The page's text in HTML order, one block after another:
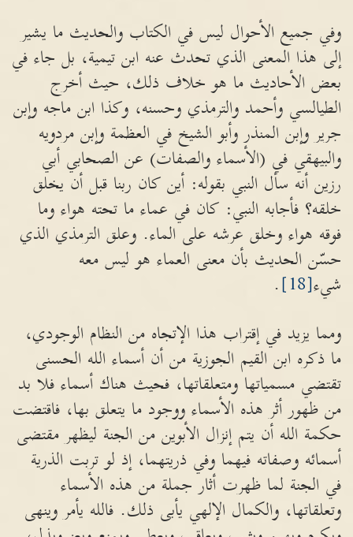
وفي جميع الأحوال ليس في الكتاب والحديث ما يشير
إلى هذا المعنى الذي تحدث عنه ابن تيمية، بل جاء في
بعض الأحاديث ما هو خلاف ذلك، حيث أخرج
الطيالسي وأحمد والترمذي وحسنه، وكذا ابن ماجه وإبن
جرير وإبن المنذر وأبو الشيخ في العظمة وإبن مردويه
والبيهقي في (الأسماء والصفات) عن الصحابي أبي
رزين أنه سأل النبي بقوله: أين كان ربنا قبل أن يخلق
خلقه؟ فأجابه النبي: كان في عماء ما تحته هواء وما
فوقه هواء وخلق عرشه على الماء. وعلق الترمذي الذي
حسّن الحديث بأن معنى العماء هو ليس معه
شيء[18]
.
ومما يزيد في إقتراب هذا الإتجاه من النظام الوجودي،
ما ذكره ابن القيم الجوزية من أن أسماء الله الحسنى
تقتضي مسمياتها ومتعلقاتها، فحيث هناك أسماء فلا بد
من ظهور أثر هذه الأسماء ووجود ما يتعلق بها، فاقتضت
حكمة الله أن يتم إنزال الأبوين من الجنة ليظهر مقتضى
أسمائه وصفاته فيهما وفي ذريتهما، إذ لو تربت الذرية
في الجنة لما ظهرت أثار جملة من هذه الأسماء
وتعلقاتها، والكمال الإلهي يأبى ذلك. فالله يأمر وينهى